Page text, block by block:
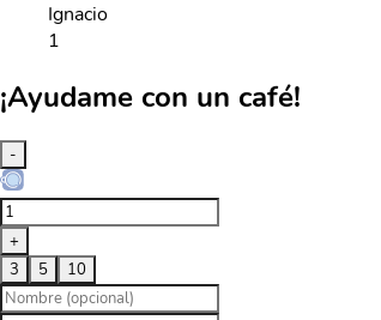
Ignacio
1
¡Ayudame con un café!
-
+
3
5 10